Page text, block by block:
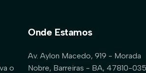
o
Onde Estamos
Av. Aylon Macedo, 919 - Morada
Nobre, Barreiras - BA, 47810-035